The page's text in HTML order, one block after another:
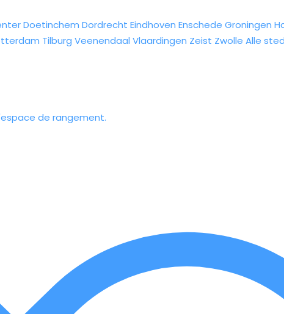
Doetinchem Dordrecht Eindhoven Enschede Groningen
Tilburg Veenendaal Vlaardingen Zeist Zwolle Alle
de rangement.